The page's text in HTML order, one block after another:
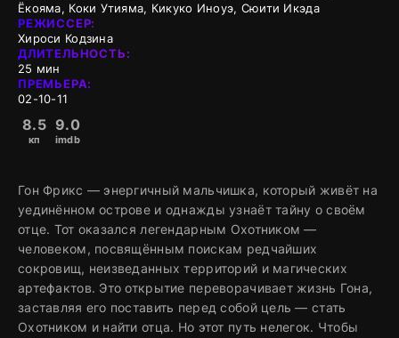
Ёкояма, Коки Утияма, Кикуко Иноуэ, Сюити Икэда
РЕЖИССЕР:
Хироси Кодзина
ДЛИТЕЛЬНОСТЬ:
25 мин
ПРЕМЬЕРА:
02-10-11
8.5
кп
9.0
imdb
Гон Фрикс — энергичный мальчишка, который живёт на
уединённом острове и однажды узнаёт тайну о своём
отце. Тот оказался легендарным Охотником —
человеком, посвящённым поискам редчайших
сокровищ, неизведанных территорий и магических
артефактов. Это открытие переворачивает жизнь Гона,
заставляя его поставить перед собой цель — стать
Охотником и найти отца. Но этот путь нелегок. Чтобы